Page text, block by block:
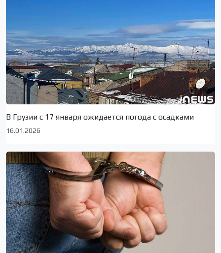
В Грузии с 17 января ожидается погода с осадками
16.01.2026